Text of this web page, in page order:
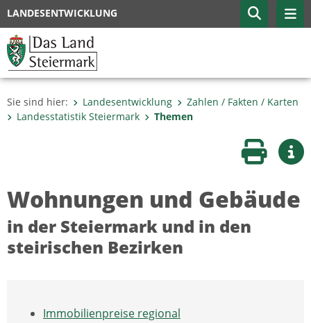
LANDESENTWICKLUNG
Sie sind hier: Landesentwicklung
Zahlen / Fakten / Karten
Landesstatistik Steiermark
Themen
Seite
Wohnungen und Gebäude
in der Steiermark und in den
steirischen Bezirken
Immobilienpreise regional